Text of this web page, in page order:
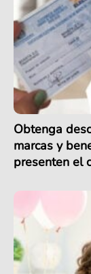
Obtenga
marcas y
presenten el